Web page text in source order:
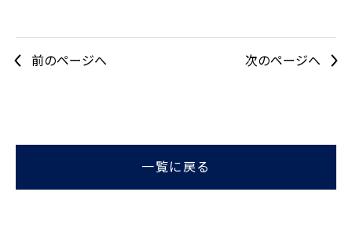
前のページへ 次のページへ
一覧に戻る